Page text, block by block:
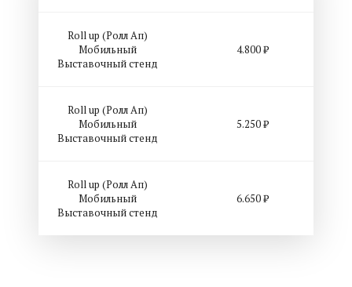
Roll up (Ролл Ап)
Мобильный
Выставочный стенд
4.800 ₽
Roll up (Ролл Ап)
Мобильный
Выставочный стенд
5.250 ₽
Roll up (Ролл Ап)
Мобильный
Выставочный стенд
6.650 ₽